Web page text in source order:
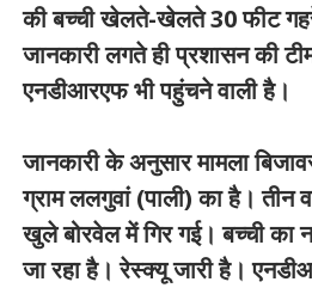
की बच्ची खेलते-खेलते 30 फीट
जानकारी लगते ही प्रशासन की
एनडीआरएफ भी पहुंचने वाली है।
जानकारी के अनुसार मामला
ग्राम ललगुवां (पाली) का है। तीन
खुले बोरवेल में गिर गई। बच्ची का
जा रहा है। रेस्क्यू जारी है।